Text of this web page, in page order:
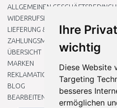
Ihre
wichtig
Diese Website
Targeting
besseres
ermöglichen
ALLGEMEINEN
WIDERRUFSRECHT
LIEFERUNG & ZAHLUNG
ZAHLUNGSMETHODEN
ÜBERSICHT
MARKEN
REKLAMATIONEN UND RETOUREN
BLOG
BEARBEITEN SIE MEINE COOKIE-